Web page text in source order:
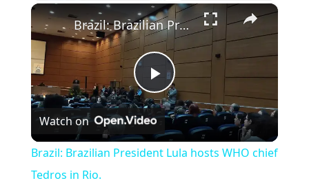
×
Play Video
Brazil: Brazilian President Lula hosts WHO chief Tedros in Rio.
Watch on
Brazil: Brazilian President Lula hosts WHO chief
Tedros in Rio.